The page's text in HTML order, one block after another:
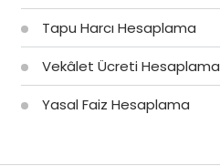
Tapu Harcı Hesaplama
Vekâlet Ücreti Hesaplama
Yasal Faiz Hesaplama